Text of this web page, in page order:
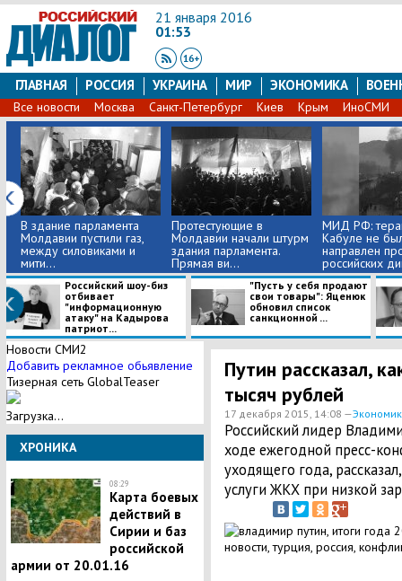
21 января 2016
01:53
ГЛАВНАЯ РОССИЯ УКРАИНА МИР ЭКОНОМИКА
Все новости Москва Санкт-Петербург Киев Крым ИноСМИ
В здание парламента
Молдавии пустили газ,
между силовиками и
мити...
Протестующие в
Молдавии начали штурм
здания парламента.
Прямая ви...
МИД РФ:
Кабуле не
направлен
российских
Российский шоу-биз
отбивает
"информационную
атаку" на Кадырова
патриот...
"Пусть у себя продают
свои товары": Яценюк
обновил список
санкционной ...
Новости СМИ2
Добавить рекламное обьявление
Тизерная сеть GlobalTeaser
Загрузка...
ХРОНИКА
08:29
Карта боевых
действий в
Сирии и баз
российской
армии от 20.01.16
Путин рассказал,
тысяч рублей
17 декабря 2015, 14:08 —
Российский лидер
ходе ежегодной пресс-
уходящего года,
услуги ЖКХ при низкой